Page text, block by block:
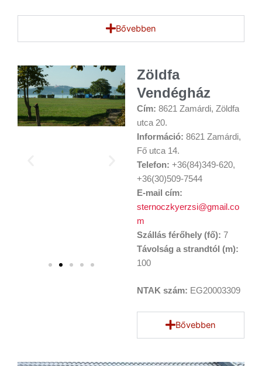
Bővebben
Zöldfa
Vendégház
Cím: 8621 Zamárdi, Zöldfa
utca 20.
Információ: 8621 Zamárdi,
Fő utca 14.
Telefon: +36(84)349-620,
+36(30)509-7544
E-mail cím:
sternoczkyerzsi@gmail.co
m
Szállás férőhely (fő): 7
Távolság a strandtól (m):
100
NTAK szám: EG20003309
Bővebben